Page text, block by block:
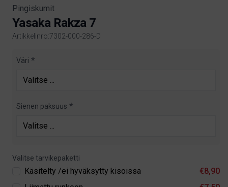
Pingiskumit
Yasaka Rakza 7
Artikkelinro:7302-000-286-D
Product information
Väri
Sienen paksuus
Valitse tarvikepaketti
Käsitelty /ei hyväksytty kisoissa
€8,90